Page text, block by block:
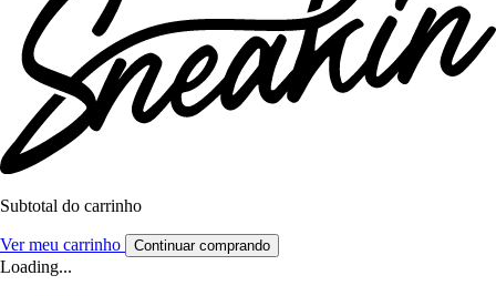
Subtotal do carrinho
Ver meu carrinho Continuar comprando
Loading...